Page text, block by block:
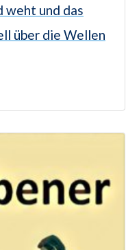
weht und das
über die Wellen